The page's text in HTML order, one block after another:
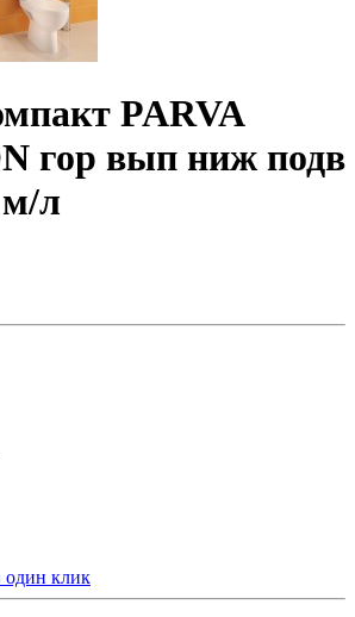
PARVA
гор вып ниж подв
л
один клик